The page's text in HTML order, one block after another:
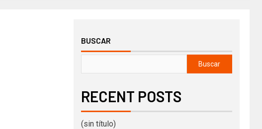
BUSCAR
Buscar
RECENT POSTS
(sin título)